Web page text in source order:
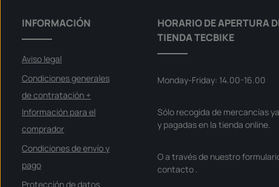
l
a
o
e
e
t
r
e
g
:
o
f
r
v
e
INFORMACIÓN
Aviso legal
Condiciones generales
de contratación +
Información para el
comprador
Condiciones de envío y
pago
Protección de datos
HORARIO DE APERTURA
TIENDA TECBIKE
Monday-Friday: 14.00-16.00
Sólo recogida de mercancías
y pagadas en la tienda online.
O a través de nuestro
contacto .